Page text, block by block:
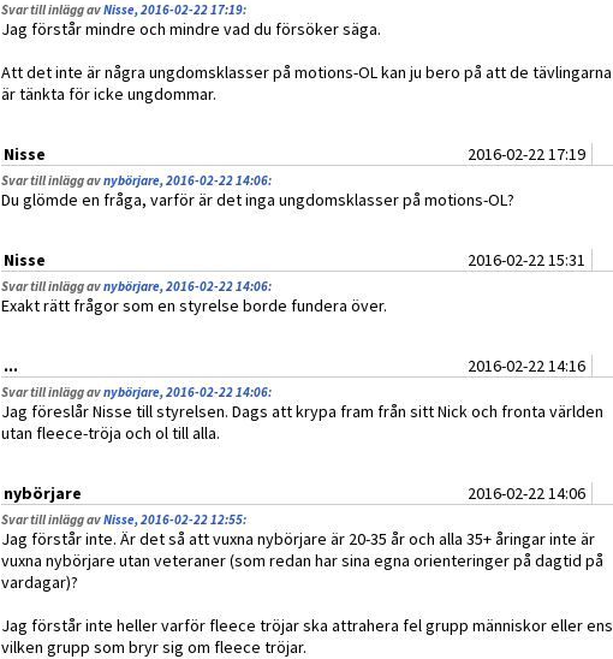
Svar till inlägg avNisse, 2016-02-22 17:19:
Jag förstår mindre och mindre vad du försöker säga.
Att det inte är några ungdomsklasser på motions-OL kan ju bero på att de tävlingarna
är tänkta för icke ungdommar.
Nisse 2016-02-22 17:19
Svar till inlägg avnybörjare, 2016-02-22 14:06:
Du glömde en fråga, varför är det inga ungdomsklasser på motions-OL?
Nisse 2016-02-22 15:31
Svar till inlägg avnybörjare, 2016-02-22 14:06:
Exakt rätt frågor som en styrelse borde fundera över.
... 2016-02-22 14:16
Svar till inlägg avnybörjare, 2016-02-22 14:06:
Jag föreslår Nisse till styrelsen. Dags att krypa fram från sitt Nick och fronta världen
utan fleece-tröja och ol till alla.
nybörjare 2016-02-22 14:06
Svar till inlägg avNisse, 2016-02-22 12:55:
Jag förstår inte. Är det så att vuxna nybörjare är 20-35 år och alla 35+ åringar inte är
vuxna nybörjare utan veteraner (som redan har sina egna orienteringer på dagtid på
vardagar)?
Jag förstår inte heller varför fleece tröjar ska attrahera fel grupp människor eller ens
vilken grupp som bryr sig om fleece tröjar.